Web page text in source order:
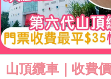
山頂纜車｜收費